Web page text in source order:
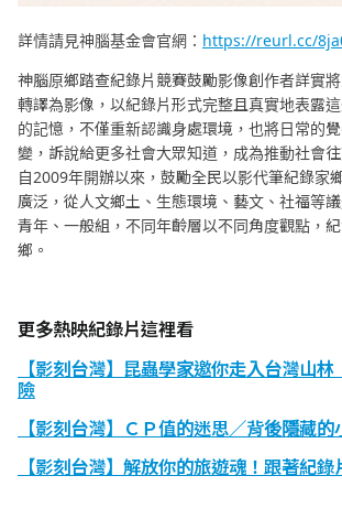
詳情請見神腦基金會官網： https://reurl.cc/
神腦原鄉踏查紀錄片競賽鼓勵影像創作者詳實
轉譯為影像，以紀錄片形式完整且真實地表露
的記憶，不僅重新認識身處環境，也將日常的
變，訴說給更多社會大眾知道，成為推動社會
自2009年開辦以來，鼓勵全民以影代筆紀錄家
廣泛，從人文鄉土、生態環境、藝文、社福等
青年、一般組，不同年齡層以不同角度觀點，
鄉。
更多熱映紀錄片這裡看
【影刻台灣】昆蟲學家邀你走入台灣山
險
【影刻台灣】ＣＰ值的迷思／背後隱藏
【影刻台灣】解放你的旅遊魂！跟著紀